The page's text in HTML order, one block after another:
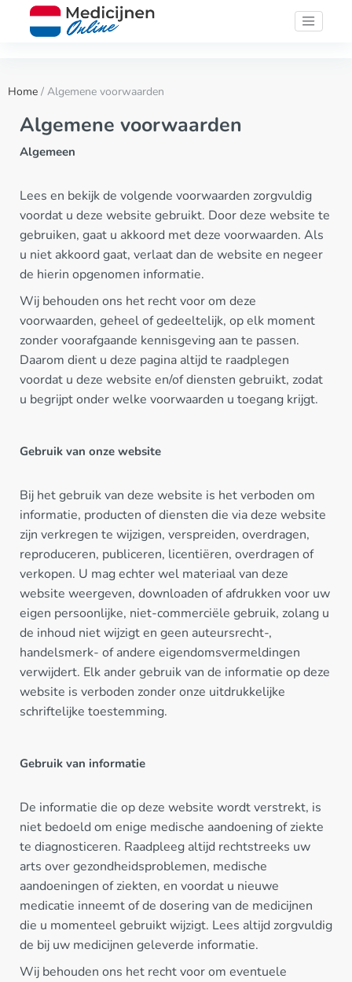
Home / Algemene voorwaarden
Algemene voorwaarden
Algemeen
Lees en bekijk de volgende voorwaarden zorgvuldig
voordat u deze website gebruikt. Door deze website te
gebruiken, gaat u akkoord met deze voorwaarden. Als
u niet akkoord gaat, verlaat dan de website en negeer
de hierin opgenomen informatie.
Wij behouden ons het recht voor om deze
voorwaarden, geheel of gedeeltelijk, op elk moment
zonder voorafgaande kennisgeving aan te passen.
Daarom dient u deze pagina altijd te raadplegen
voordat u deze website en/of diensten gebruikt, zodat
u begrijpt onder welke voorwaarden u toegang krijgt.
Gebruik van onze website
Bij het gebruik van deze website is het verboden om
informatie, producten of diensten die via deze website
zijn verkregen te wijzigen, verspreiden, overdragen,
reproduceren, publiceren, licentiëren, overdragen of
verkopen. U mag echter wel materiaal van deze
website weergeven, downloaden of afdrukken voor uw
eigen persoonlijke, niet-commerciële gebruik, zolang u
de inhoud niet wijzigt en geen auteursrecht-,
handelsmerk- of andere eigendomsvermeldingen
verwijdert. Elk ander gebruik van de informatie op deze
website is verboden zonder onze uitdrukkelijke
schriftelijke toestemming.
Gebruik van informatie
De informatie die op deze website wordt verstrekt, is
niet bedoeld om enige medische aandoening of ziekte
te diagnosticeren. Raadpleeg altijd rechtstreeks uw
arts over gezondheidsproblemen, medische
aandoeningen of ziekten, en voordat u nieuwe
medicatie inneemt of de dosering van de medicijnen
die u momenteel gebruikt wijzigt. Lees altijd zorgvuldig
de bij uw medicijnen geleverde informatie.
Wij behouden ons het recht voor om eventuele